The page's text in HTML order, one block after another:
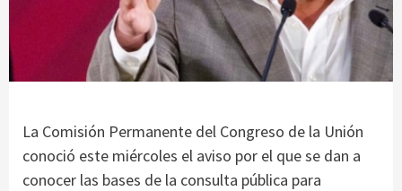
La Comisión Permanente del Congreso de la Unión
conoció este miércoles el aviso por el que se dan a
conocer las bases de la consulta pública para